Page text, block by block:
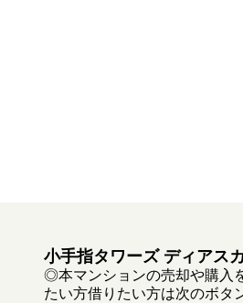
小手指タワーズ ディアス
◎本マンションの売却や購入
たい方借りたい方は次のボタ